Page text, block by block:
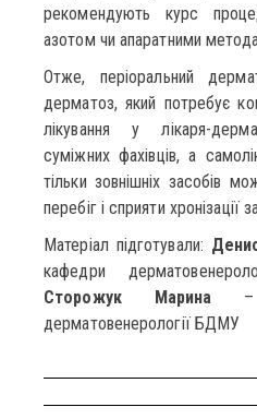
рекомендують курс
азотом чи апаратними
Отже, періоральний
дерматоз, який потребує
лікування у лікаря-
суміжних фахівців, а
тільки зовнішніх засобів
перебіг і сприяти хронізації
Матеріал підготували:
кафедри
Сторожук Марина –
дерматовенерології БДМУ